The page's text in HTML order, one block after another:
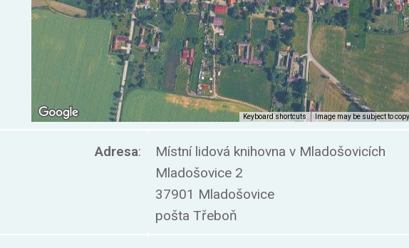
Adresa:
Místní lidová knihovna v Mladošovicích
Mladošovice 2
37901 Mladošovice
pošta Třeboň